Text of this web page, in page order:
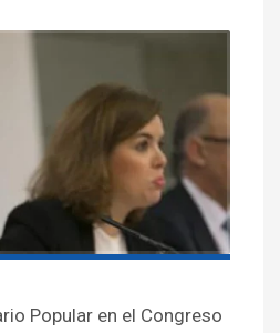
Popular en el Congreso